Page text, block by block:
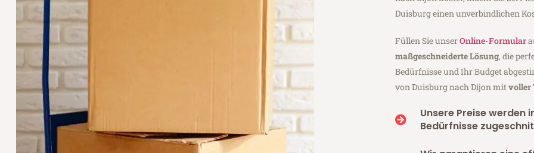
Duisburg einen unverbindlichen
Füllen Sie unserOnline-Formular
maßgeschneiderte Lösung, die
Bedürfnisse und Ihr Budget
von Duisburg nach Dijon mitvoller
Unsere Preise werden
Bedürfnisse